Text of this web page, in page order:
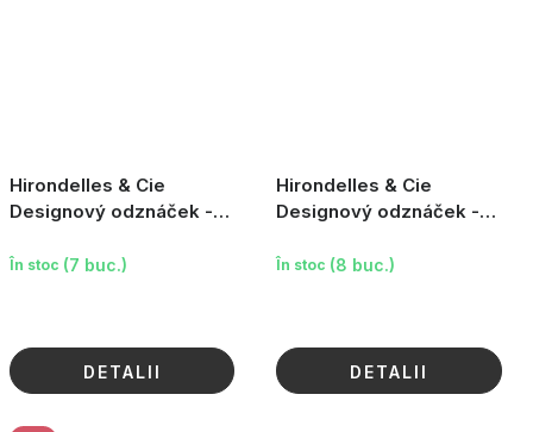
Hirondelles & Cie
Designový odznáček -
În stoc (7 buc.)
DETALII
Hirondelles & Cie
Designový odznáček -
În stoc (8 buc.)
DETALII